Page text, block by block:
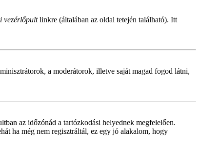
vezérlőpultlinkre (általában az oldal tetején található). Itt
a moderátorok, illetve saját magad fogod látni,
az időzónád a tartózkodási helyednek megfelelően.
ha még nem regisztráltál, ez egy jó alakalom, hogy